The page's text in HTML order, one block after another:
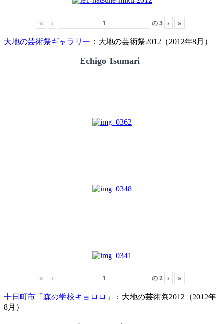
« ‹ の3 › »
大地の芸術祭ギャラリー ：大地の芸術祭2012（2012年8月）
Echigo Tsumari
« ‹ の2 › »
十日町市「森の学校キョロロ」
：大地の芸術祭2012（2012年
8月）